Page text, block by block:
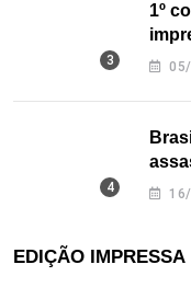
1º
EDIÇÃO IMPRESSA